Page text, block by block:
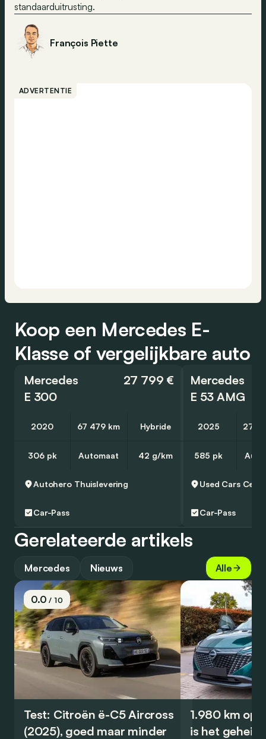
standaarduitrusting.
François Piette
ADVERTENTIE
Koop een Mercedes E-
Klasse of vergelijkbare auto
Mercedes
E 300
27 799 €
2020 67 479 km Hybride
306 pk Automaat 42 g/km
Autohero Thuislevering
Car-Pass
Mercedes
E 53 AMG
2025 27
585 pk
Car-Pass
Gerelateerde artikels
Mercedes Nieuws Alle
0.0/ 10
Test: Citroën ë-C5 Aircross
(2025), goed maar minder
1.980 km op
is het